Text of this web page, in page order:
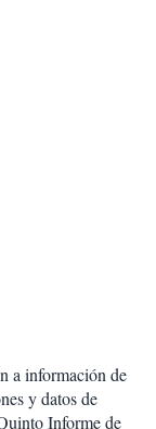
a información de
y datos de
Informe de